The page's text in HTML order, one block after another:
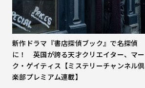
新作ドラマ『書店探偵ブック』で名探偵
に！ 英国が誇る天才クリエイター、マー
ク・ゲイティス【ミステリーチャンネル倶
楽部プレミアム連載】